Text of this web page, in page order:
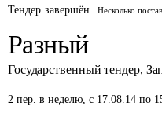
Тендер завершён Несколько
Разный
Государственный тендер,
2 пер. в неделю, с 17.08.14 по